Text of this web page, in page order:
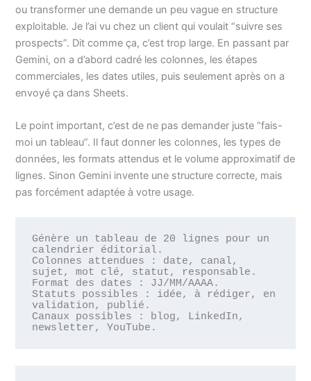
ou transformer une demande un peu vague en structure
exploitable. Je l’ai vu chez un client qui voulait “suivre ses
prospects”. Dit comme ça, c’est trop large. En passant par
Gemini, on a d’abord cadré les colonnes, les étapes
commerciales, les dates utiles, puis seulement après on a
envoyé ça dans Sheets.
Le point important, c’est de ne pas demander juste “fais-
moi un tableau”. Il faut donner les colonnes, les types de
données, les formats attendus et le volume approximatif de
lignes. Sinon Gemini invente une structure correcte, mais
pas forcément adaptée à votre usage.
Génère un tableau de 20 lignes pour un
calendrier éditorial.
Colonnes attendues : date, canal,
sujet, mot clé, statut, responsable.
Format des dates : JJ/MM/AAAA.
Statuts possibles : idée, à rédiger, en
validation, publié.
Canaux possibles : blog, LinkedIn,
newsletter, YouTube.